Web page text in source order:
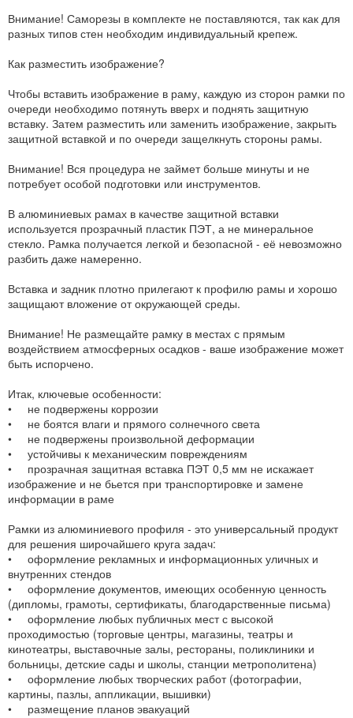
Внимание! Саморезы в комплекте не поставляются, так как для
разных типов стен необходим индивидуальный крепеж.
Как разместить изображение?
Чтобы вставить изображение в раму, каждую из сторон рамки по
очереди необходимо потянуть вверх и поднять защитную
вставку. Затем разместить или заменить изображение, закрыть
защитной вставкой и по очереди защелкнуть стороны рамы.
Внимание! Вся процедура не займет больше минуты и не
потребует особой подготовки или инструментов.
В алюминиевых рамах в качестве защитной вставки
используется прозрачный пластик ПЭТ, а не минеральное
стекло. Рамка получается легкой и безопасной - её невозможно
разбить даже намеренно.
Вставка и задник плотно прилегают к профилю рамы и хорошо
защищают вложение от окружающей среды.
Внимание! Не размещайте рамку в местах с прямым
воздействием атмосферных осадков - ваше изображение может
быть испорчено.
Итак, ключевые особенности:
• не подвержены коррозии
• не боятся влаги и прямого солнечного света
• не подвержены произвольной деформации
• устойчивы к механическим повреждениям
• прозрачная защитная вставка ПЭТ 0,5 мм не искажает
изображение и не бьется при транспортировке и замене
информации в раме
Рамки из алюминиевого профиля - это универсальный продукт
для решения широчайшего круга задач:
• оформление рекламных и информационных уличных и
внутренних стендов
• оформление документов, имеющих особенную ценность
(дипломы, грамоты, сертификаты, благодарственные письма)
• оформление любых публичных мест с высокой
проходимостью (торговые центры, магазины, театры и
кинотеатры, выставочные залы, рестораны, поликлиники и
больницы, детские сады и школы, станции метрополитена)
• оформление любых творческих работ (фотографии,
картины, пазлы, аппликации, вышивки)
• размещение планов эвакуаций